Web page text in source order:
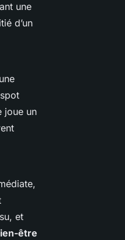
une
d’un
joue un
et
être